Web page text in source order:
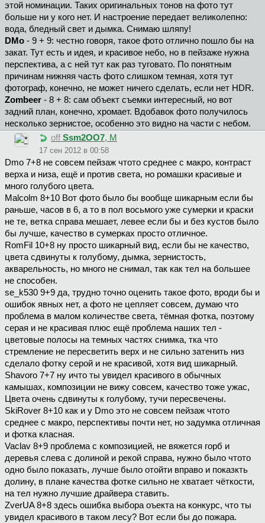
этой номинации. Таких оригинальных тонов на фото тут
больше ни у кого нет. И настроение передает великолепно:
вода, бледный свет и дымка. Снимаю шляпу!
DMo - 9 + 9: честно говоря, такое фото отлично пошло бы на
закат. Тут есть и идея, и красивое небо, но в пейзаже нужна
перспектива, а с ней тут как раз туговато. По понятным
причинам нижняя часть фото слишком темная, хотя тут
фотограф, конечно, не может ничего сделать, если нет HDR.
Zombeer - 8 + 8: сам объект съемки интересный, но вот
задний план, конечно, хромает. Вдобавок фото получилось
несколько зернистое, особенно это видно на части с небом.
off Ssm2OO7, М
17 сен 2012 в 00:58
Dmo 7+8 не совсем пейзаж чтото среднее с макро, контраст
верха и низа, ещё и против света, но ромашки красивые и
много голубого цвета.
Malcolm 8+10 Вот фото было бы вообще шикарным если бы
раньше, часов в 6, а то в пол восьмого уже сумерки и краски
не те, ветка справа мешает, левее если бы и без кустов было
бы лучше, качество в сумерках просто отличное.
RomFil 10+8 ну просто шикарный вид, если бы не качество,
цвета сдвинуты к голубому, дымка, зернистость,
акварельность, но много не снимал, так как тел на большее
не способен.
se_k530 9+9 да, трудно точно оценить такое фото, вроди бы и
ошибок явных нет, а фото не цепляет совсем, думаю что
проблема в малом количестве света, тёмная фотка, поэтому
серая и не красивая плюс ещё проблема наших тел -
цветовые полосы на темных частях снимка, тка что
стремление не пересветить верх и не сильно затенить низ
сделало фотку серой и не красивой, хотя вид шикарный.
Shavoro 7+7 ну ичто ты увидел красивого в обычных
камышах, композиции не вижу совсем, качество тоже ужас,
Цвета очень сдвинуты к голубому, тучи пересвечены.
SkiRover 8+10 как и у Dmo это не совсем пейзаж чтото
среднее с макро, перспективы почти нет, но задумка отличная
и фотка класная.
Vaclav 8+9 проблема с композицией, не вяжется горб и
деревья слева с долиной и рекой справа, нужно было чтото
одно было показать, лучше было отойти вправо и показкть
долину, в плане качества фотке сильно не хватает чёткости,
на тел нужно лучшие драйвера ставить.
ZverUA 8+8 здесь ошибка выбора оъекта на конкурс, что ты
увидел красивого в таком лесу? Вот если бы до пожара.